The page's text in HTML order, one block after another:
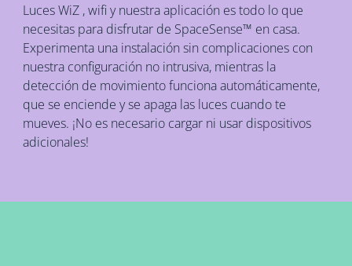
Luces WiZ , wifi y nuestra aplicación es todo lo que
necesitas para disfrutar de SpaceSense™ en casa.
Experimenta una instalación sin complicaciones con
nuestra configuración no intrusiva, mientras la
detección de movimiento funciona automáticamente,
que se enciende y se apaga las luces cuando te
mueves. ¡No es necesario cargar ni usar dispositivos
adicionales!